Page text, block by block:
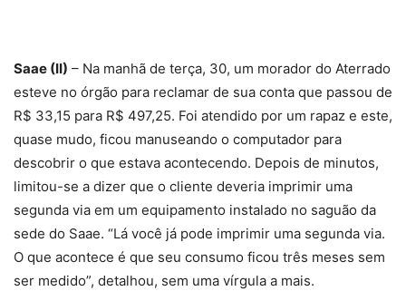
Saae (II) – Na manhã de terça, 30, um morador do Aterrado
esteve no órgão para reclamar de sua conta que passou de
R$ 33,15 para R$ 497,25. Foi atendido por um rapaz e este,
quase mudo, ficou manuseando o computador para
descobrir o que estava acontecendo. Depois de minutos,
limitou-se a dizer que o cliente deveria imprimir uma
segunda via em um equipamento instalado no saguão da
sede do Saae. “Lá você já pode imprimir uma segunda via.
O que acontece é que seu consumo ficou três meses sem
ser medido”, detalhou, sem uma vírgula a mais.